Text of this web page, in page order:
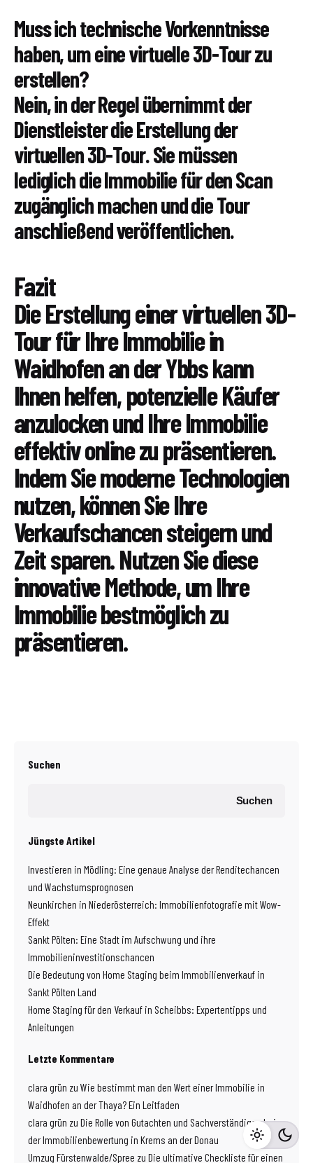
Muss ich technische Vorkenntnisse
haben, um eine virtuelle 3D-Tour zu
erstellen?
Nein, in der Regel übernimmt der
Dienstleister die Erstellung der
virtuellen 3D-Tour. Sie müssen
lediglich die Immobilie für den Scan
zugänglich machen und die Tour
anschließend veröffentlichen.
Fazit
Die Erstellung einer virtuellen 3D-
Tour für Ihre Immobilie in
Waidhofen an der Ybbs kann
Ihnen helfen, potenzielle Käufer
anzulocken und Ihre Immobilie
effektiv online zu präsentieren.
Indem Sie moderne Technologien
nutzen, können Sie Ihre
Verkaufschancen steigern und
Zeit sparen. Nutzen Sie diese
innovative Methode, um Ihre
Immobilie bestmöglich zu
präsentieren.
Suchen
Suchen
Jüngste Artikel
Investieren in Mödling: Eine genaue Analyse der Renditechancen
und Wachstumsprognosen
Neunkirchen in Niederösterreich: Immobilienfotografie mit Wow-
Effekt
Sankt Pölten: Eine Stadt im Aufschwung und ihre
Immobilieninvestitionschancen
Die Bedeutung von Home Staging beim Immobilienverkauf in
Sankt Pölten Land
Home Staging für den Verkauf in Scheibbs: Expertentipps und
Anleitungen
Letzte Kommentare
clara grün zu Wie bestimmt man den Wert einer Immobilie in
Waidhofen an der Thaya? Ein Leitfaden
clara grün zu Die Rolle von Gutachten und Sachverständigen bei
der Immobilienbewertung in Krems an der Donau
Umzug Fürstenwalde/Spree zu Die ultimative Checkliste für einen